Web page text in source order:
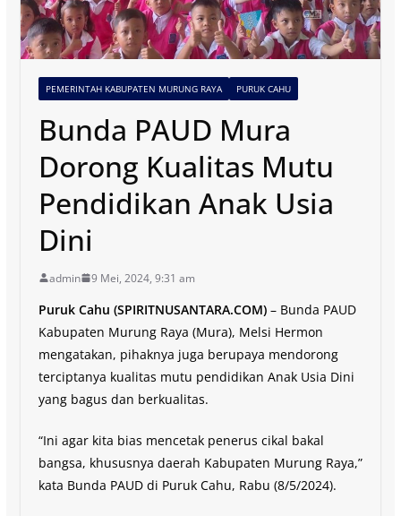
PEMERINTAH KABUPATEN MURUNG RAYA PURUK CAHU
Bunda PAUD Mura
Dorong Kualitas Mutu
Pendidikan Anak Usia
Dini
admin 9 Mei, 2024, 9:31 am
Puruk Cahu (SPIRITNUSANTARA.COM)– Bunda PAUD
Kabupaten Murung Raya (Mura), Melsi Hermon
mengatakan, pihaknya juga berupaya mendorong
terciptanya kualitas mutu pendidikan Anak Usia Dini
yang bagus dan berkualitas.
“Ini agar kita bias mencetak penerus cikal bakal
bangsa, khususnya daerah Kabupaten Murung Raya,”
kata Bunda PAUD di Puruk Cahu, Rabu (8/5/2024).